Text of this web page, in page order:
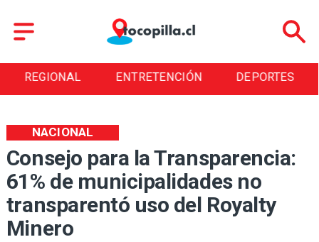
ENTRETENCIÓN DEPORTES CULTURA
Consejo para la Transparencia:
61% de municipalidades no
transparentó uso del Royalty
Minero
NACIONAL